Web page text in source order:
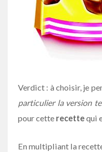
Verdict : à choisir, je
particulier la version
pour cette recettequi
En multipliant la